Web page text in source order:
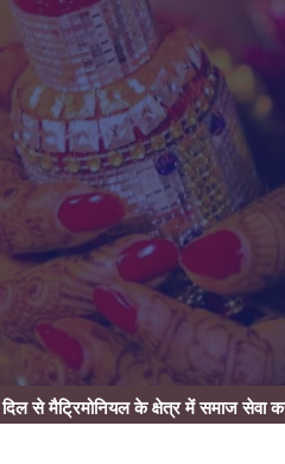
के क्षेत्र में समाज सेवा करना चाहते है